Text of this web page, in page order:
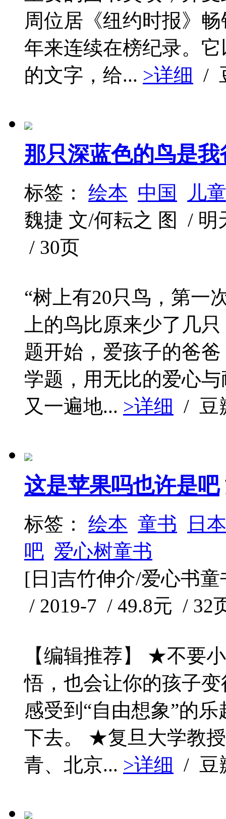
周位居《纽约时报》
年来连续在榜纪录。
的文字，给... >详细 /
那只深蓝色的鸟是我
标签： 绘本 中国
儿
魏捷 文/何耘之 图 / 明
/ 30页
“树上有20只鸟，第一
上的鸟比原来少了几
题开始，爱孩子的爸
学题，用无比的爱心
又一遍地... >详细 / 豆
这是苹果吗也许是吧
标签： 绘本 童书
日本
吧 爱心树童书
[日]吉竹伸介/爱心书
/ 2019-7 / 49.8元 / 32
【编辑推荐】 ★不要
悟，也会让你的孩子
感受到“自由想象”的
下去。 ★复旦大学教
青、北京... >详细 / 豆